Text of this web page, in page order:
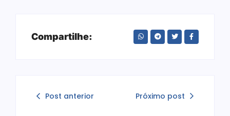
Compartilhe:
Post anterior Próximo post